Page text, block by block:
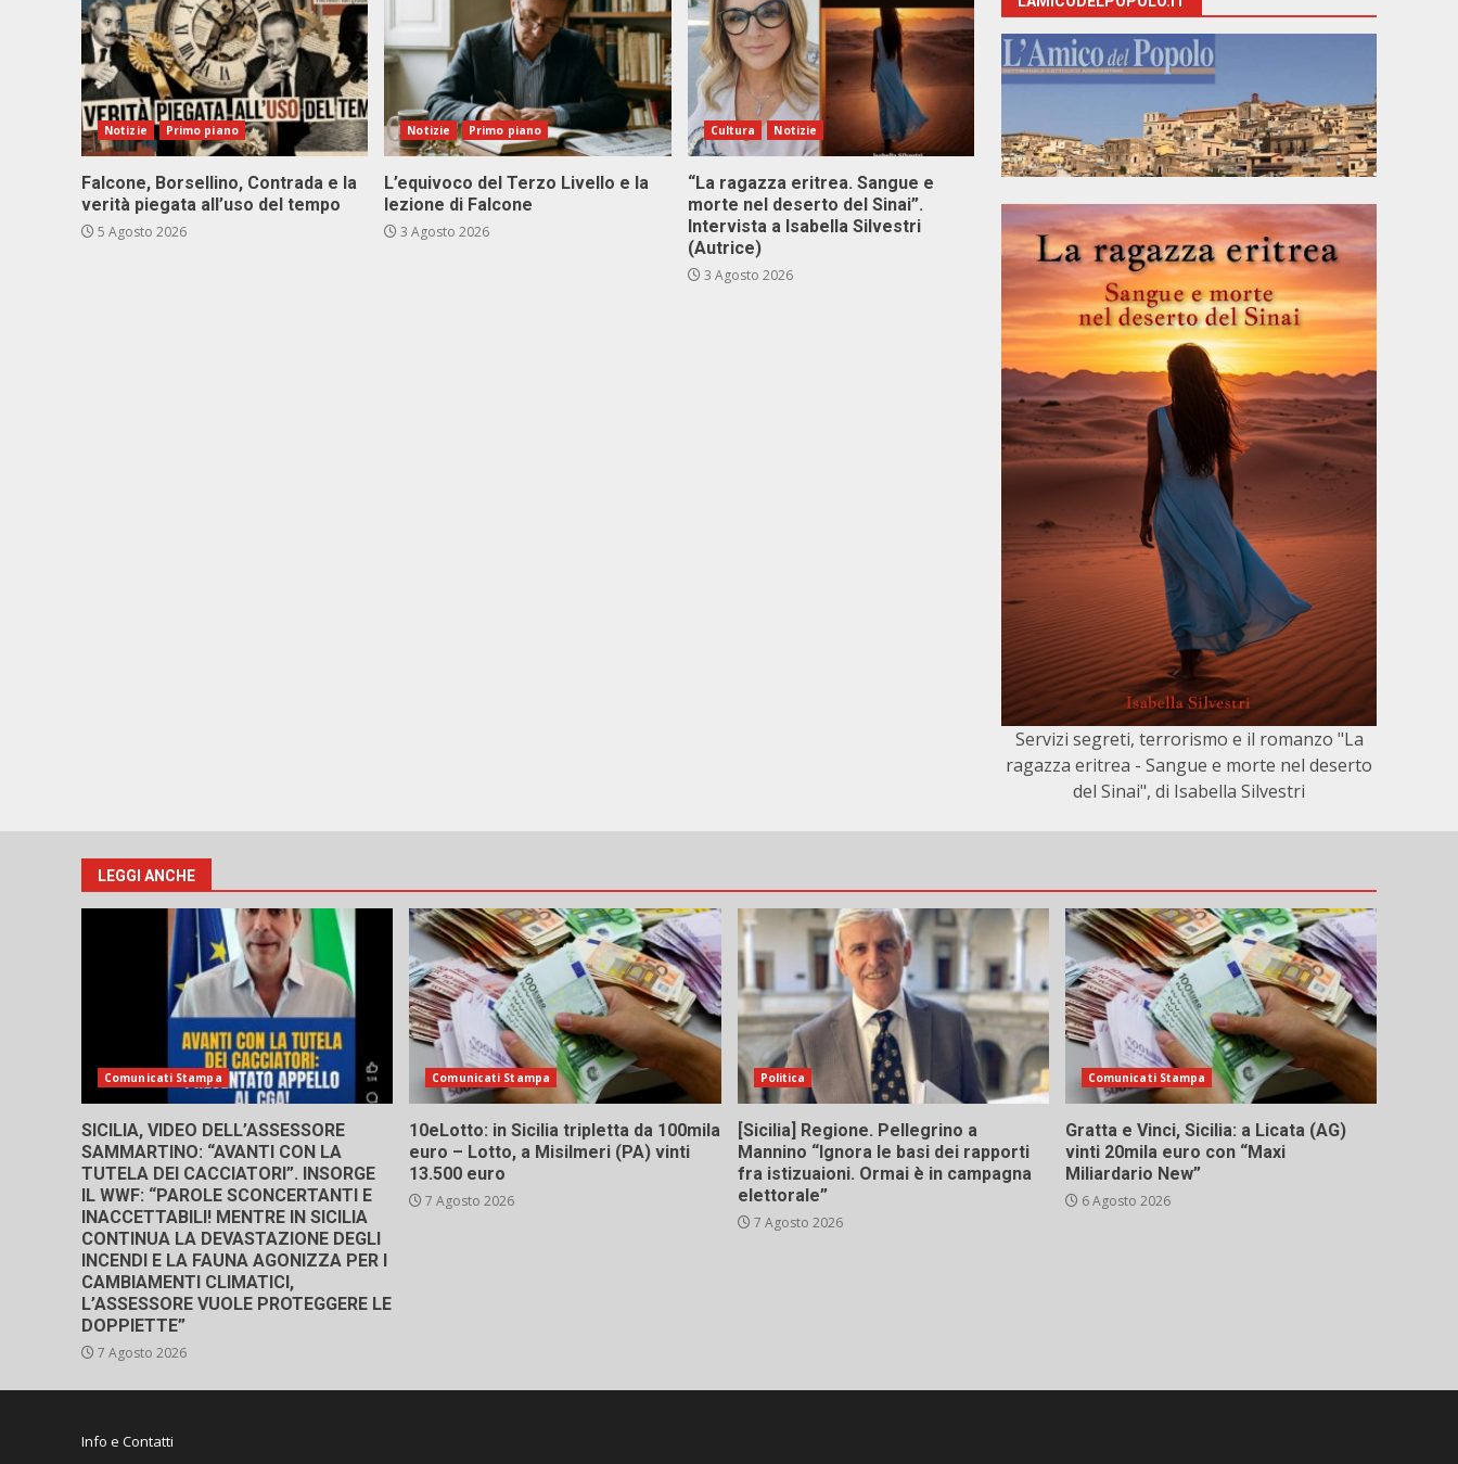
Notizie Primo piano
Falcone, Borsellino, Contrada e la
verità piegata all’uso del tempo
5 Agosto 2026
Notizie Primo piano
L’equivoco del Terzo Livello e la
lezione di Falcone
3 Agosto 2026
Cultura Notizie
“La ragazza eritrea. Sangue e
morte nel deserto del Sinai”.
Intervista a Isabella Silvestri
(Autrice)
3 Agosto 2026
Servizi segreti, terrorismo e il romanzo "La
ragazza eritrea - Sangue e morte nel deserto
del Sinai", di Isabella Silvestri
LEGGI ANCHE
Comunicati Stampa
SICILIA, VIDEO DELL’ASSESSORE
SAMMARTINO: “AVANTI CON LA
TUTELA DEI CACCIATORI”. INSORGE
IL WWF: “PAROLE SCONCERTANTI E
INACCETTABILI! MENTRE IN SICILIA
CONTINUA LA DEVASTAZIONE DEGLI
INCENDI E LA FAUNA AGONIZZA PER I
CAMBIAMENTI CLIMATICI,
L’ASSESSORE VUOLE PROTEGGERE LE
DOPPIETTE”
7 Agosto 2026
Comunicati Stampa
10eLotto: in Sicilia tripletta da 100mila
euro – Lotto, a Misilmeri (PA) vinti
13.500 euro
7 Agosto 2026
Politica
[Sicilia] Regione. Pellegrino a
Mannino “Ignora le basi dei rapporti
fra istizuaioni. Ormai è in campagna
elettorale”
7 Agosto 2026
Comunicati Stampa
Gratta e Vinci, Sicilia: a Licata (AG)
vinti 20mila euro con “Maxi
Miliardario New”
6 Agosto 2026
Info e Contatti